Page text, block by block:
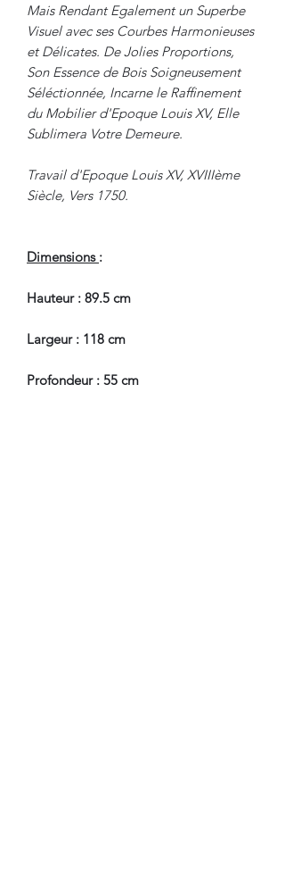
Mais Rendant Egalement un Superbe
Visuel avec ses Courbes Harmonieuses
et Délicates. De Jolies Proportions,
Son Essence de Bois Soigneusement
Séléctionnée, Incarne le Raffinement
du Mobilier d'Epoque Louis XV, Elle
Sublimera Votre Demeure.
Travail d'Epoque Louis XV, XVIIIème
Siècle, Vers 1750.
Dimensions :
Hauteur : 89.5 cm
Largeur : 118 cm
Profondeur : 55 cm